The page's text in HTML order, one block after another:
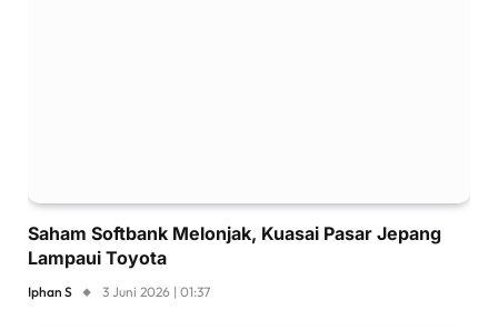
Saham Softbank Melonjak, Kuasai Pasar Jepang
Lampaui Toyota
Iphan S 3 Juni 2026 | 01:37